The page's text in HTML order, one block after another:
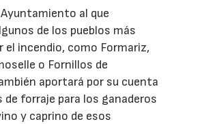
al que
de los pueblos más
el incendio, como Formariz,
o Fornillos de
aportará por su cuenta
de forraje para los ganaderos
y caprino de esos